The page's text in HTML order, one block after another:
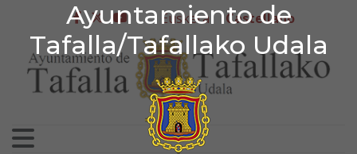
Ayuntamiento de
Tafalla/Tafallako Udala
Ir al contenido
Ayuntamiento de
facebook
twitter
youtube
Euskera Castellano